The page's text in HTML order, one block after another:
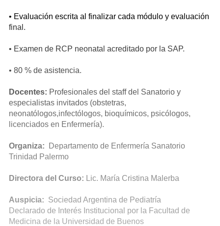
• Evaluación escrita al finalizar cada módulo y evaluación
final.
• Examen de RCP neonatal acreditado por la SAP.
• 80 % de asistencia.
Docentes: Profesionales del staff del Sanatorio y
especialistas invitados (obstetras,
neonatólogos,infectólogos, bioquímicos, psicólogos,
licenciados en Enfermería).
Organiza:
Departamento de Enfermería Sanatorio
Trinidad Palermo
Directora del Curso: Lic. María Cristina Malerba
Auspicia: Sociedad Argentina de Pediatría
Declarado de Interés Institucional por la Facultad de
Medicina de la Universidad de Buenos